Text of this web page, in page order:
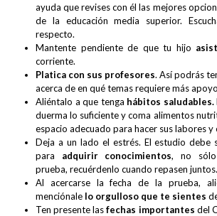
ayuda que revises con él las mejores
de la educación media superior.
respecto.
Mantente pendiente de que tu hijo
corriente.
Platica con sus profesores. Así podrás
acerca de en qué temas requiere más
Aliéntalo a que tenga hábitos saludables.
duerma lo suficiente y coma alimentos
espacio adecuado para hacer sus labores y
Deja a un lado el estrés. El estudio debe
para adquirir conocimientos, no sólo
prueba, recuérdenlo cuando repasen juntos.
Al acercarse la fecha de la prueba,
menciónale lo orgulloso que te sientes
Ten presente lasfechas importantes del